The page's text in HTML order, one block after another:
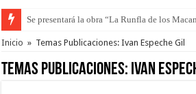
Preparan otro encuentro de autos clásicos y
Inicio » Temas Publicaciones: Ivan Espeche Gil
Temas Publicaciones: Ivan